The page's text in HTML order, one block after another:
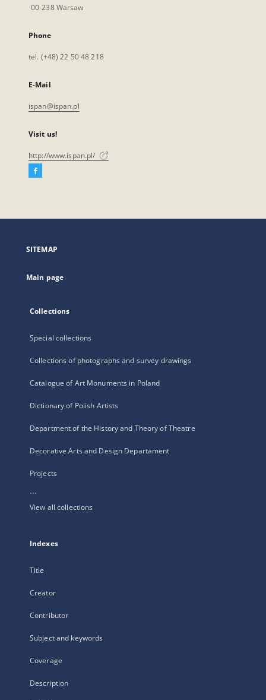
00-238 Warsaw
Phone
tel. (+48) 22 50 48 218
E-Mail
ispan@ispan.pl
Visit us!
http://www.ispan.pl/
Facebook
open
new
SITEMAP
Main page
Collections
Special collections
Collections of photographs and survey drawings
Catalogue of Art Monuments in Poland
Dictionary of Polish Artists
Department of the History and Theory of Theatre
Decorative Arts and Design Departament
Projects
...
View all collections
Indexes
Title
Creator
Contributor
Subject and keywords
Coverage
Description